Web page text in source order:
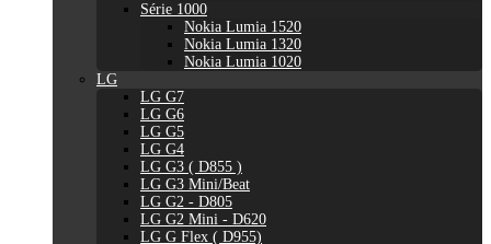
Série 1000
Nokia Lumia 1520
Nokia Lumia 1320
Nokia Lumia 1020
LG
LG G7
LG G6
LG G5
LG G4
LG G3 ( D855 )
LG G3 Mini/Beat
LG G2 - D805
LG G2 Mini - D620
LG G Flex ( D955)